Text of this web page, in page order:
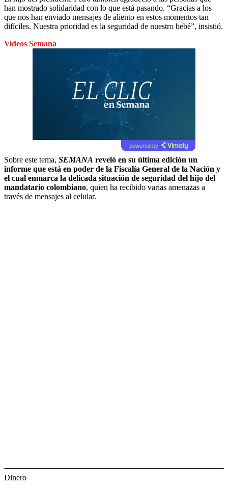
han mostrado solidaridad con lo que está pasando. “Gracias a los
que nos han enviado mensajes de aliento en estos momentos tan
difíciles. Nuestra prioridad es la seguridad de nuestro bebé”, insistió.
Videos Semana
powered by
Sobre este tema, SEMANA reveló en su última edición un
informe que está en poder de la Fiscalía General de la Nación y
el cual enmarca la delicada situación de seguridad del hijo del
mandatario colombiano, quien ha recibido varias amenazas a
través de mensajes al celular.
Dinero